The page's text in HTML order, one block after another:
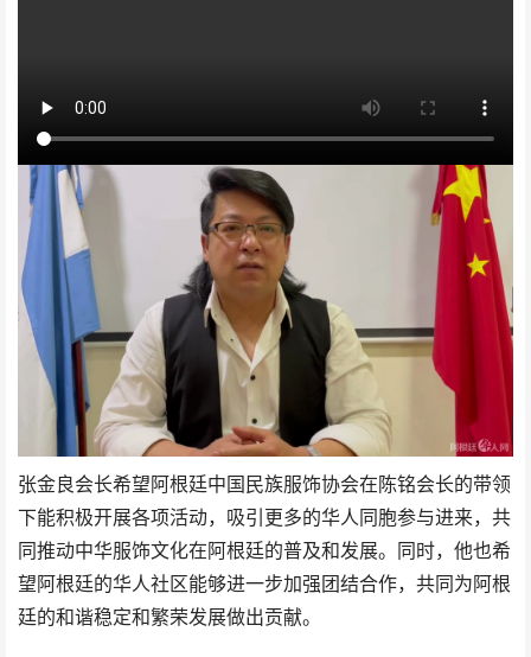
张金良会长希望阿根廷中国民族服饰协会在陈铭会长的带领
下能积极开展各项活动，吸引更多的华人同胞参与进来，共
同推动中华服饰文化在阿根廷的普及和发展。同时，他也希
望阿根廷的华人社区能够进一步加强团结合作，共同为阿根
廷的和谐稳定和繁荣发展做出贡献。